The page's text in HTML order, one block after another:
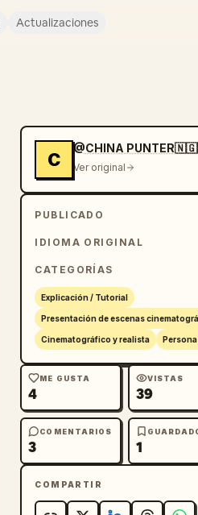
Actualizaciones
C
@CHINA
Ver original
PUBLICADO
IDIOMA ORIGINAL
CATEGORÍAS
Explicación / Tutorial
Presentación de escenas
Cinematográfico y realista
ME GUSTA
4
VISTAS
39
COMENTARIOS
3 1
COMPARTIR